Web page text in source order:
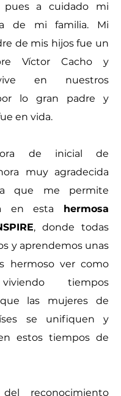
pues a cuidado mi
de mi familia. Mi
de mis hijos fue un
Víctor Cacho y
en nuestros
lo gran padre y
en vida.
de inicial de
muy agradecida
que me permite
en esta hermosa
, donde todas
y aprendemos unas
hermoso ver como
tiempos
las mujeres de
se unifiquen y
estos tiempos de
del reconocimiento